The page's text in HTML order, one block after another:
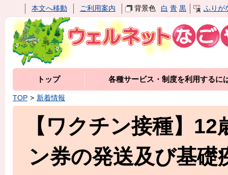
本文へ移動 ご利用案内 背景色 白 青 黒 ふりが
トップ 各種サービス・制度を利用するに
TOP 新着情報
【ワクチン接種】
ン券の発送及び基礎